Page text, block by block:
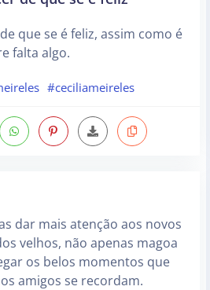
que se é feliz, assim como é
falta algo.
#ceciliameireles
dar mais atenção aos novos
velhos, não apenas magoa
os belos momentos que
amigos se recordam.